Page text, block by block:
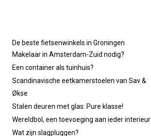
De beste fietsenwinkels in Groningen
Makelaar in Amsterdam-Zuid nodig?
Een container als tuinhuis?
Scandinavische eetkamerstoelen van Sav &
Økse
Stalen deuren met glas: Pure klasse!
Wereldbol, een toevoeging aan ieder interieur
Wat zijn slagpluggen?